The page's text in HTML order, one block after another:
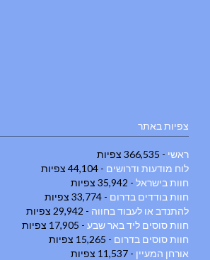
צפיות באתר
ראשי - 366,535 צפיות
לוח מודעות ודרושים - 44,104 צפיות
חוות בישראל - 35,942 צפיות
חוות בודדים בדרום - 33,774 צפיות
להתנדב או לעבוד בחווה - 29,942 צפיות
חוות סוסים ליד באר שבע - 17,905 צפיות
חוות סוסים בדרום - 15,265 צפיות
אורחן המעיין - 11,537 צפיות